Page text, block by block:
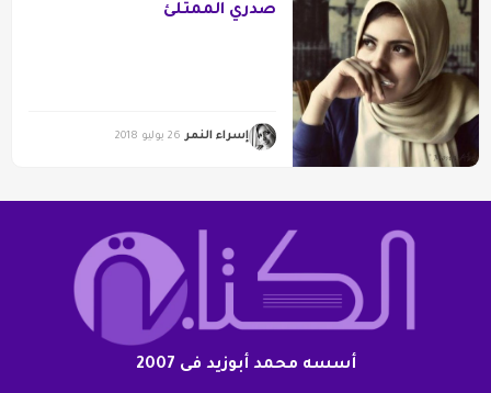
صدري الممتلئ
إسراء النمر 26 يوليو 2018
أسسه محمد أبوزيد فى 2007